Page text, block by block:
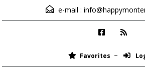
e-mail :
Favorites